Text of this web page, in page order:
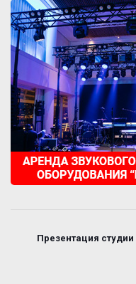
Презентация